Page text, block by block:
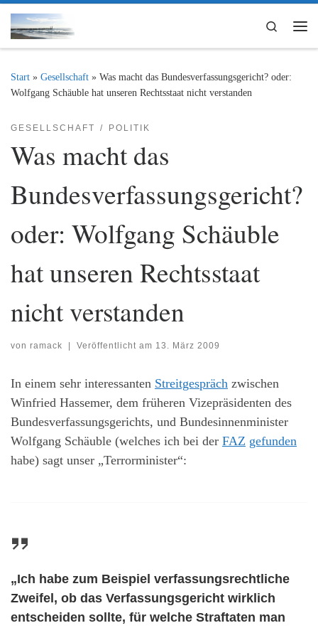
Zum Inhalt springen
Search
Start » Gesellschaft » Was macht das Bundesverfassungsgericht? oder:
Wolfgang Schäuble hat unseren Rechtsstaat nicht verstanden
GESELLSCHAFT POLITIK
Was macht das
Bundesverfassungsgericht?
oder: Wolfgang Schäuble
hat unseren Rechtsstaat
nicht verstanden
von ramack | Veröffentlicht am 13. März 2009
In einem sehr interessanten Streitgespräch zwischen
Winfried Hassemer, dem früheren Vizepräsidenten des
Bundesverfassungsgerichts, und Bundesinnenminister
Wolfgang Schäuble (welches ich bei der FAZ gefunden
habe) sagt unser „Terrorminister“:
„Ich habe zum Beispiel verfassungsrechtliche
Zweifel, ob das Verfassungsgericht wirklich
entscheiden sollte, für welche Straftaten man